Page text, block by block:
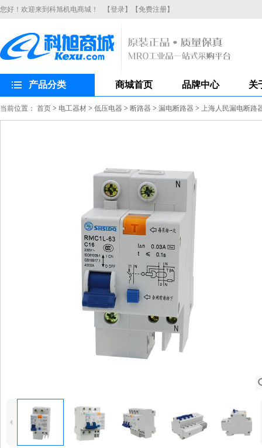
您好！欢迎来到科旭机电商城！ 【登录】 【免费注册】
产品分类 商城首页 品牌中心 关
当前位置： 首页 > 电工器材 > 低压电器 > 断路器 > 漏电断路器 > 上海人民漏电断路
4